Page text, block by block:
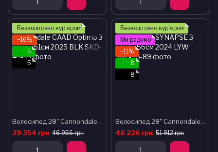
Безкоштовно кур'єром
−16%
5
5
Велосипед 28" Cannondale CAAD Optimo 3 рама - 51см 2025 BLK
39 354 грн 46 956 грн
Безкоштовно кур'єром
Ми радимо
−11%
8
8
Велосипед 28" Cannondale SYNAPSE 3 рама - 56см 2024 LYW
46 226 грн 51 912 грн